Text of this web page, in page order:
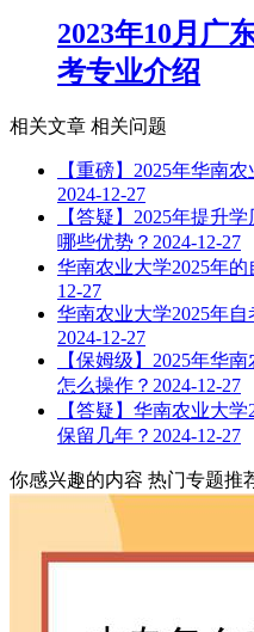
2023年10月广
考专业介绍
相关文章 相关问题
【重磅】2025年华南
2024-12-27
【答疑】2025年提升
哪些优势？ 2024-12-27
华南农业大学2025年
12-27
华南农业大学2025年
2024-12-27
【保姆级】2025年华
怎么操作？ 2024-12-27
【答疑】华南农业大
保留几年？ 2024-12-27
你感兴趣的内容 热门专题推